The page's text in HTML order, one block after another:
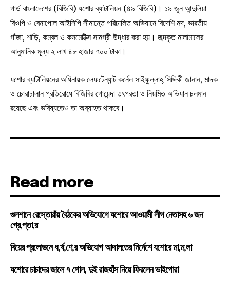
গার্ড বাংলাদেশের (বিজিবি) যশোর ব্যাটালিয়ন (৪৯ বিজিবি)। ১৯ জুন আন্দুলিয়া
বিওপি ও বেনাপোল আইসিপি সীমান্তে পরিচালিত অভিযানে বিদেশি মদ, ভারতীয়
গাঁজা, শাড়ি, কম্বল ও কসমেটিক্স সামগ্রী উদ্ধার করা হয়। জব্দকৃত মালামালের
আনুমানিক মূল্য ২ লাখ ৪৮ হাজার ৭০০ টাকা।
যশোর ব্যাটালিয়নের অধিনায়ক লেফটেন্যান্ট কর্নেল সাইফুল্লাহ্ সিদ্দিকী জানান, মাদক
ও চোরাচালান প্রতিরোধে বিজিবির গোয়েন্দা তৎপরতা ও নিয়মিত অভিযান চলমান
রয়েছে এবং ভবিষ্যতেও তা অব্যাহত থাকবে।
Read more
গুলশানে রেস্তোরাঁয় বৈঠকের অভিযোগে যশোরে আওয়ামী লীগ নেতাসহ ৬ জন
গ্রে,প্তা,র
বিয়ের প্রলোভনে ধ,র্ষ,ণে,র অভিযোগ আদালতের নির্দেশে যশোরে মা,ম,লা
যশোরে চাচাদের জালে ৭ গোল, দুই রাজহাঁস নিয়ে ফিরলেন ভাইপোরা